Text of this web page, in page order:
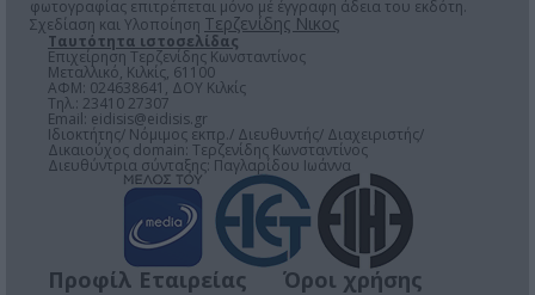
φωτογραφίας επιτρέπεται μόνο μέ έγγραφη άδεια του εκδότη.
Σχεδίαση και Υλοποίηση Τερζενίδης Νικος
Ταυτότητα ιστοσελίδας
Επιχείρηση Τερζενίδης Κωνσταντίνος
Μεταλλικό, Κιλκίς, 61100
ΑΦΜ: 024638641, ΔΟΥ Κιλκίς
Τηλ.: 23410 27307
Email: eidisis@eidisis.gr
Ιδιοκτήτης/ Νόμιμος εκπρ./ Διευθυντής/ Διαχειριστής/
Δικαιούχος domain: Τερζενίδης Κωνσταντίνος
Διευθύντρια σύνταξης: Παγλαρίδου Ιωάννα
Προφίλ Εταιρείας
Όροι χρήσης